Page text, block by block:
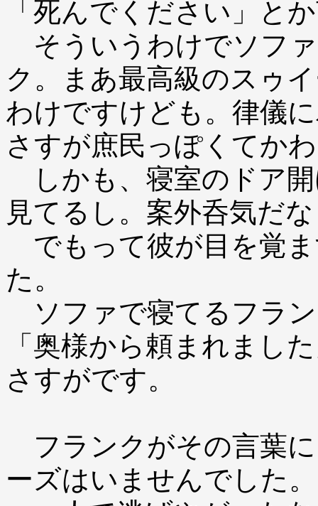
「死んでください」と
そういうわけでソフ
ク。まあ最高級のスゥ
わけですけども。律儀
さすが庶民っぽくてか
しかも、寝室のドア
見てるし。案外呑気だ
でもって彼が目を覚
た。
ソファで寝てるフラ
「奥様から頼まれまし
さすがです。
フランクがその言葉
ーズはいませんでした。